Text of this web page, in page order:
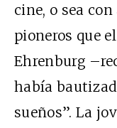
cine, o sea
pioneros que
Ehrenburg
había
sueños”. La